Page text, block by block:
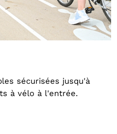
sécurisées jusqu'à
à vélo à l'entrée.